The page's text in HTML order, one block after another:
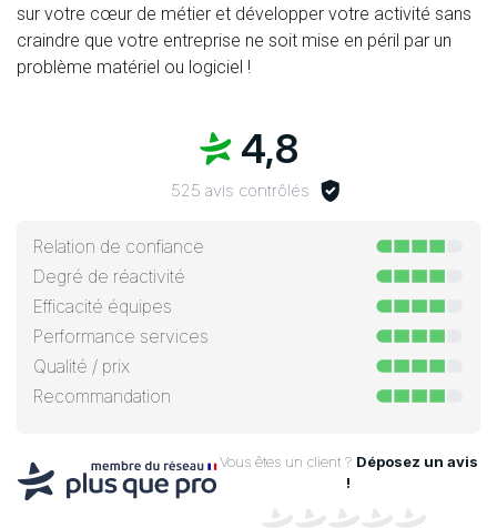
sur votre cœur de métier et développer votre activité sans
craindre que votre entreprise ne soit mise en péril par un
problème matériel ou logiciel !
4,8
525 avis contrôlés
Relation de confiance
Degré de réactivité
Efficacité équipes
Performance services
Qualité / prix
Recommandation
Vous êtes un client ? Déposez un avis
!